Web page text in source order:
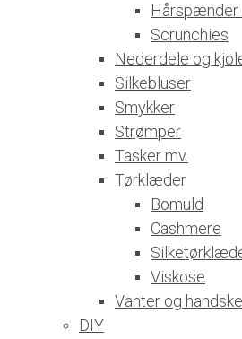
Hårspænder
Scrunchies
Nederdele og
Silkebluser
Smykker
Strømper
Tasker mv.
Tørklæder
Bomuld
Cashmere
Viskose
Vanter og
DIY